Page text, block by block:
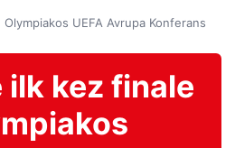
UEFA Avrupa Konferans
ilk kez finale